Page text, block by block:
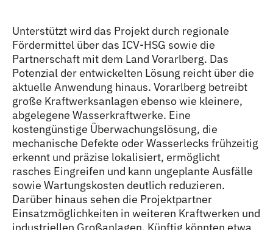
Unterstützt wird das Projekt durch regionale
Fördermittel über das ICV-HSG sowie die
Partnerschaft mit dem Land Vorarlberg. Das
Potenzial der entwickelten Lösung reicht über die
aktuelle Anwendung hinaus. Vorarlberg betreibt
große Kraftwerksanlagen ebenso wie kleinere,
abgelegene Wasserkraftwerke. Eine
kostengünstige Überwachungslösung, die
mechanische Defekte oder Wasserlecks frühzeitig
erkennt und präzise lokalisiert, ermöglicht
rasches Eingreifen und kann ungeplante Ausfälle
sowie Wartungskosten deutlich reduzieren.
Darüber hinaus sehen die Projektpartner
Einsatzmöglichkeiten in weiteren Kraftwerken und
industriellen Großanlagen. Künftig könnten etwa